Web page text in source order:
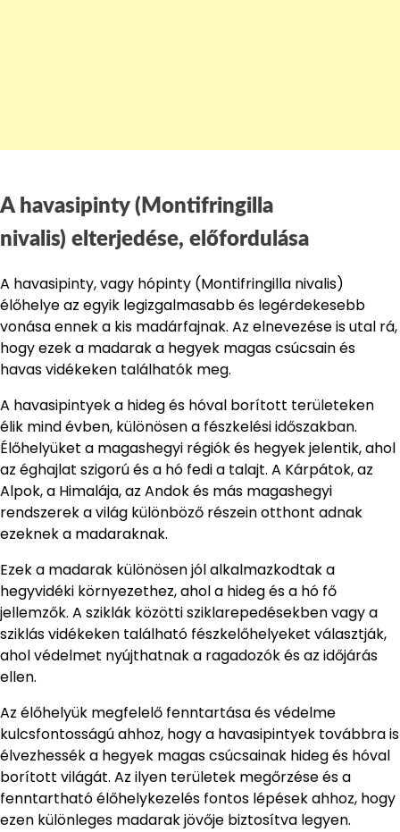
A havasipinty (Montifringilla
nivalis) elterjedése, előfordulása
A havasipinty, vagy hópinty (Montifringilla nivalis)
élőhelye az egyik legizgalmasabb és legérdekesebb
vonása ennek a kis madárfajnak. Az elnevezése is utal rá,
hogy ezek a madarak a hegyek magas csúcsain és
havas vidékeken találhatók meg.
A havasipintyek a hideg és hóval borított területeken
élik mind évben, különösen a fészkelési időszakban.
Élőhelyüket a magashegyi régiók és hegyek jelentik, ahol
az éghajlat szigorú és a hó fedi a talajt. A Kárpátok, az
Alpok, a Himalája, az Andok és más magashegyi
rendszerek a világ különböző részein otthont adnak
ezeknek a madaraknak.
Ezek a madarak különösen jól alkalmazkodtak a
hegyvidéki környezethez, ahol a hideg és a hó fő
jellemzők. A sziklák közötti sziklarepedésekben vagy a
sziklás vidékeken található fészkelőhelyeket választják,
ahol védelmet nyújthatnak a ragadozók és az időjárás
ellen.
Az élőhelyük megfelelő fenntartása és védelme
kulcsfontosságú ahhoz, hogy a havasipintyek továbbra is
élvezhessék a hegyek magas csúcsainak hideg és hóval
borított világát. Az ilyen területek megőrzése és a
fenntartható élőhelykezelés fontos lépések ahhoz, hogy
ezen különleges madarak jövője biztosítva legyen.